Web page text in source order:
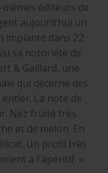
éditeurs de
aujourd’hui un
implanté dans 22
sa notoriété de
& Gaillard, une
qui décerne des
La note de
Nez fruité très
et de melon. En
Un profil très
à l'apéritif. »